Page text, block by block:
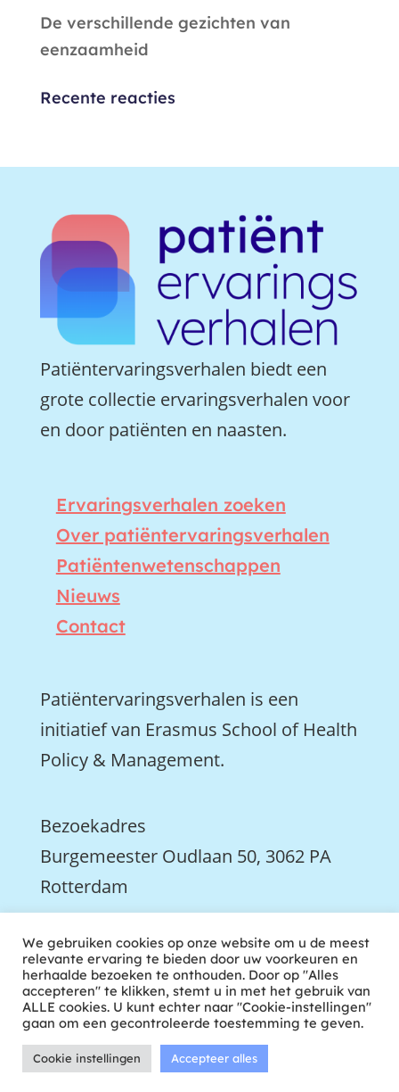
De verschillende gezichten van
eenzaamheid
Recente reacties
Patiëntervaringsverhalen biedt een
grote collectie ervaringsverhalen voor
en door patiënten en naasten.
Ervaringsverhalen zoeken
Over patiëntervaringsverhalen
Patiëntenwetenschappen
Nieuws
Contact
Patiëntervaringsverhalen is een
initiatief van Erasmus School of Health
Policy & Management.
Bezoekadres
Burgemeester Oudlaan 50, 3062 PA
Rotterdam
 We zijn ook actief op LinkedIn
ontwikkeld door tweekoppig
We gebruiken cookies op onze website om u de meest
relevante ervaring te bieden door uw voorkeuren en
herhaalde bezoeken te onthouden. Door op "Alles
accepteren" te klikken, stemt u in met het gebruik van
ALLE cookies. U kunt echter naar "Cookie-instellingen"
gaan om een gecontroleerde toestemming te geven.
Cookie instellingen Accepteer alles